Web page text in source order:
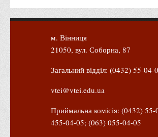
м. Вінниця
21050, вул. Соборна, 87
Загальний відділ: (0432) 55-04-
vtei@vtei.edu.ua
Приймальна комісія: (0432)
455-04-05; (063) 055-04-05